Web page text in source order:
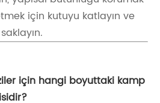
için kutuyu katlayın ve
için hangi boyuttaki kamp